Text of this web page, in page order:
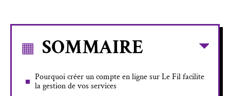
SOMMAIRE
Pourquoi créer un compte en ligne sur Le Fil facilite
la gestion de vos services